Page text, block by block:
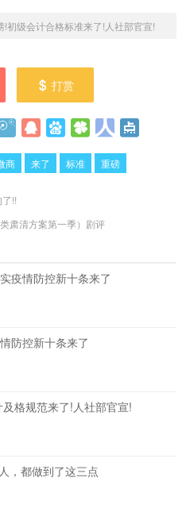
!初级会计合格标准来了!人社部官宣!
打赏
商 来了 标准 重磅
!!
肃清方案第一季）剧评
疫情防控新十条来了
防控新十条来了
格规范来了!人社部官宣!
，都做到了这三点